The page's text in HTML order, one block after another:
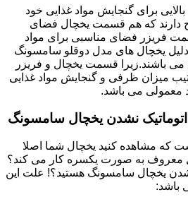
برای گنجایش مواد غذایی خود
دارند که هم قسمت یخچال فضای
فریزر فضای مناسبی برای مواد
دلیل یخچال های مدل دوقلو سامسونگ
می باشند.زیرا قسمت یخچال و فریزر
میزان ظرفی و گنجایش مواد غذایی
معمولی می باشد.
نشدن یخچال سامسونگ
است که مشاهده کنید یخچال شما اصلا
معروف به صورت یکسره کار می کند؟
یخچال سامسونگ هستید؟! علت این
باشد: